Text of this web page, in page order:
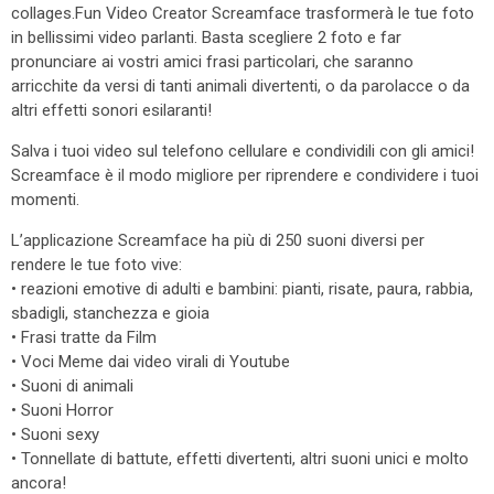
collages.Fun Video Creator Screamface trasformerà le tue foto
in bellissimi video parlanti. Basta scegliere 2 foto e far
pronunciare ai vostri amici frasi particolari, che saranno
arricchite da versi di tanti animali divertenti, o da parolacce o da
altri effetti sonori esilaranti!
Salva i tuoi video sul telefono cellulare e condividili con gli amici!
Screamface è il modo migliore per riprendere e condividere i tuoi
momenti.
L’applicazione Screamface ha più di 250 suoni diversi per
rendere le tue foto vive:
• reazioni emotive di adulti e bambini: pianti, risate, paura, rabbia,
sbadigli, stanchezza e gioia
• Frasi tratte da Film
• Voci Meme dai video virali di Youtube
• Suoni di animali
• Suoni Horror
• Suoni sexy
• Tonnellate di battute, effetti divertenti, altri suoni unici e molto
ancora!